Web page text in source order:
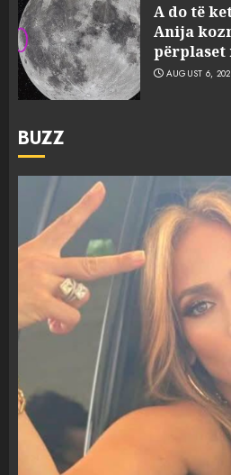
A do të
Anija
përplaset
AUGUST 6,
BUZZ